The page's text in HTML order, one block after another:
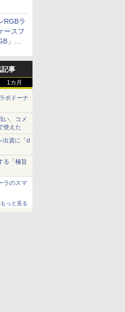
RGBラ
ースフ
」が
事
1カ月
ボドーナ
い、コメ
使えた
出資に「d
る「極旨
ラのスマ
もっと見る